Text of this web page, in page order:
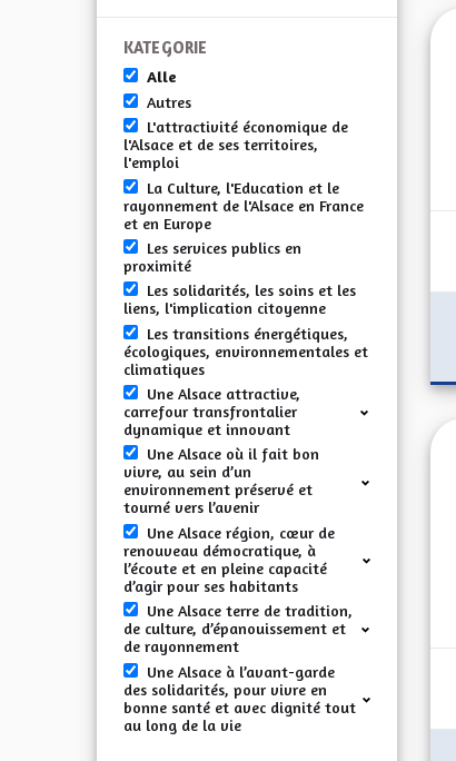
KATEGORIE
Alle
Autres
L'attractivité économique de
l'Alsace et de ses territoires,
l'emploi
La Culture, l'Education et le
rayonnement de l'Alsace en France
et en Europe
Les services publics en
proximité
Les solidarités, les soins et les
liens, l'implication citoyenne
Les transitions énergétiques,
écologiques, environnementales et
climatiques
Une Alsace attractive,
carrefour transfrontalier
dynamique et innovant
Une Alsace où il fait bon
vivre, au sein d’un
environnement préservé et
tourné vers l’avenir
Une Alsace région, cœur de
renouveau démocratique, à
l’écoute et en pleine capacité
d’agir pour ses habitants
Une Alsace terre de tradition,
de culture, d’épanouissement et
de rayonnement
Une Alsace à l’avant-garde
des solidarités, pour vivre en
bonne santé et avec dignité tout
au long de la vie